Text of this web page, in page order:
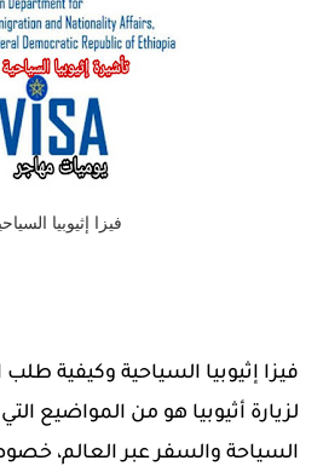
فيزا إثيوبيا
فيزا إثيوبيا السياحية وكيفية طلب
لزيارة أثيوبيا هو من المواضيع
السياحة والسفر عبر العالم،